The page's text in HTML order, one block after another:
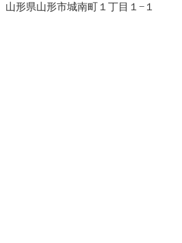
山形県山形市城南町１丁目１−１